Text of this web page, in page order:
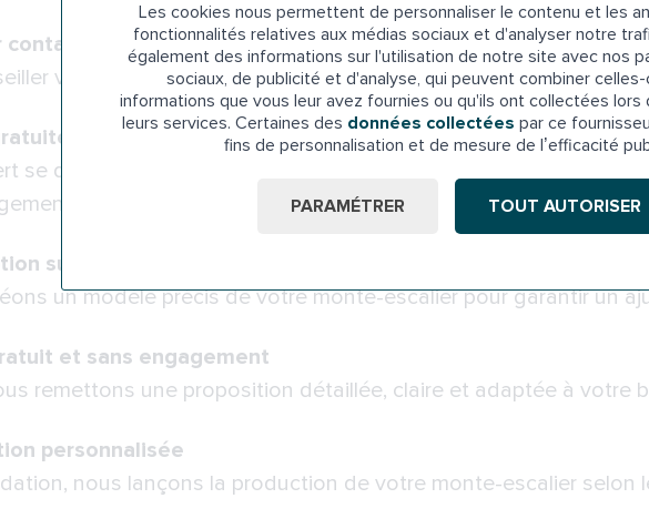
Les cookies nous permettent de personnaliser le contenu et les
fonctionnalités relatives aux médias sociaux et d'analyser notre
également des informations sur l'utilisation de notre site avec nos
sociaux, de publicité et d'analyse, qui peuvent combiner
informations que vous leur avez fournies ou qu'ils ont collectées
leurs services. Certaines des données collectées par ce
fins de personnalisation et de mesure de l’efficacité
PARAMÉTRER TOUT AUTORISER
contact personnalisé
vous contacte pour discuter de votre projet et comprendre
à domicile
se déplace chez vous pour évaluer votre escalier et vous
lillois.
sur mesure et modélisation 3D
un modèle précis de votre monte-escalier pour garantir un
et sans engagement
remettons une proposition détaillée, claire et adaptée à votre
personnalisée
nous lançons la production de votre monte-escalier selon